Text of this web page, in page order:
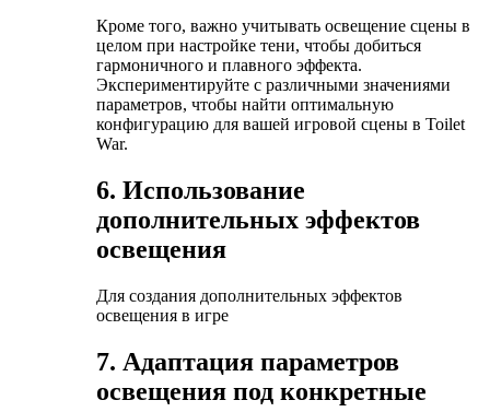
Кроме того, важно учитывать освещение сцены в
целом при настройке тени, чтобы добиться
гармоничного и плавного эффекта.
Экспериментируйте с различными значениями
параметров, чтобы найти оптимальную
конфигурацию для вашей игровой сцены в Toilet
War.
6. Использование
дополнительных эффектов
освещения
Для создания дополнительных эффектов
освещения в игре
7. Адаптация параметров
освещения под конкретные